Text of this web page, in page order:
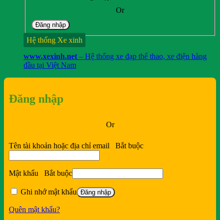
Or
Đăng nhập
Hệ thống Xe xinh
www.xexinh.net – Hệ thống xe đạp thể thao, xe điện hàng
đầu tại Việt Nam
Đăng nhập
Or
Tên tài khoản hoặc địa chỉ email Bắt buộc
Mật khẩu Bắt buộc
Ghi nhớ mật khẩu Đăng nhập
Quên mật khẩu?